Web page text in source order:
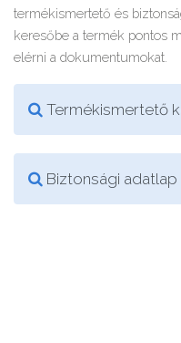
termékismertető és
keresőbe a termék pontos
elérni a dokumentumokat.
Termékismertető
Biztonsági